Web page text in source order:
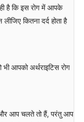
है कि इस रोग में आपके
कितना दर्द होता है
आपको अर्थराइटिस रोग
आप चलते तो हैं, परंतु आप